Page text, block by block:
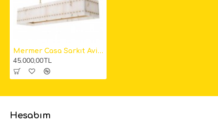
Mermer Casa Sarkıt Avize 150cm
45.000,00TL
Hesabım